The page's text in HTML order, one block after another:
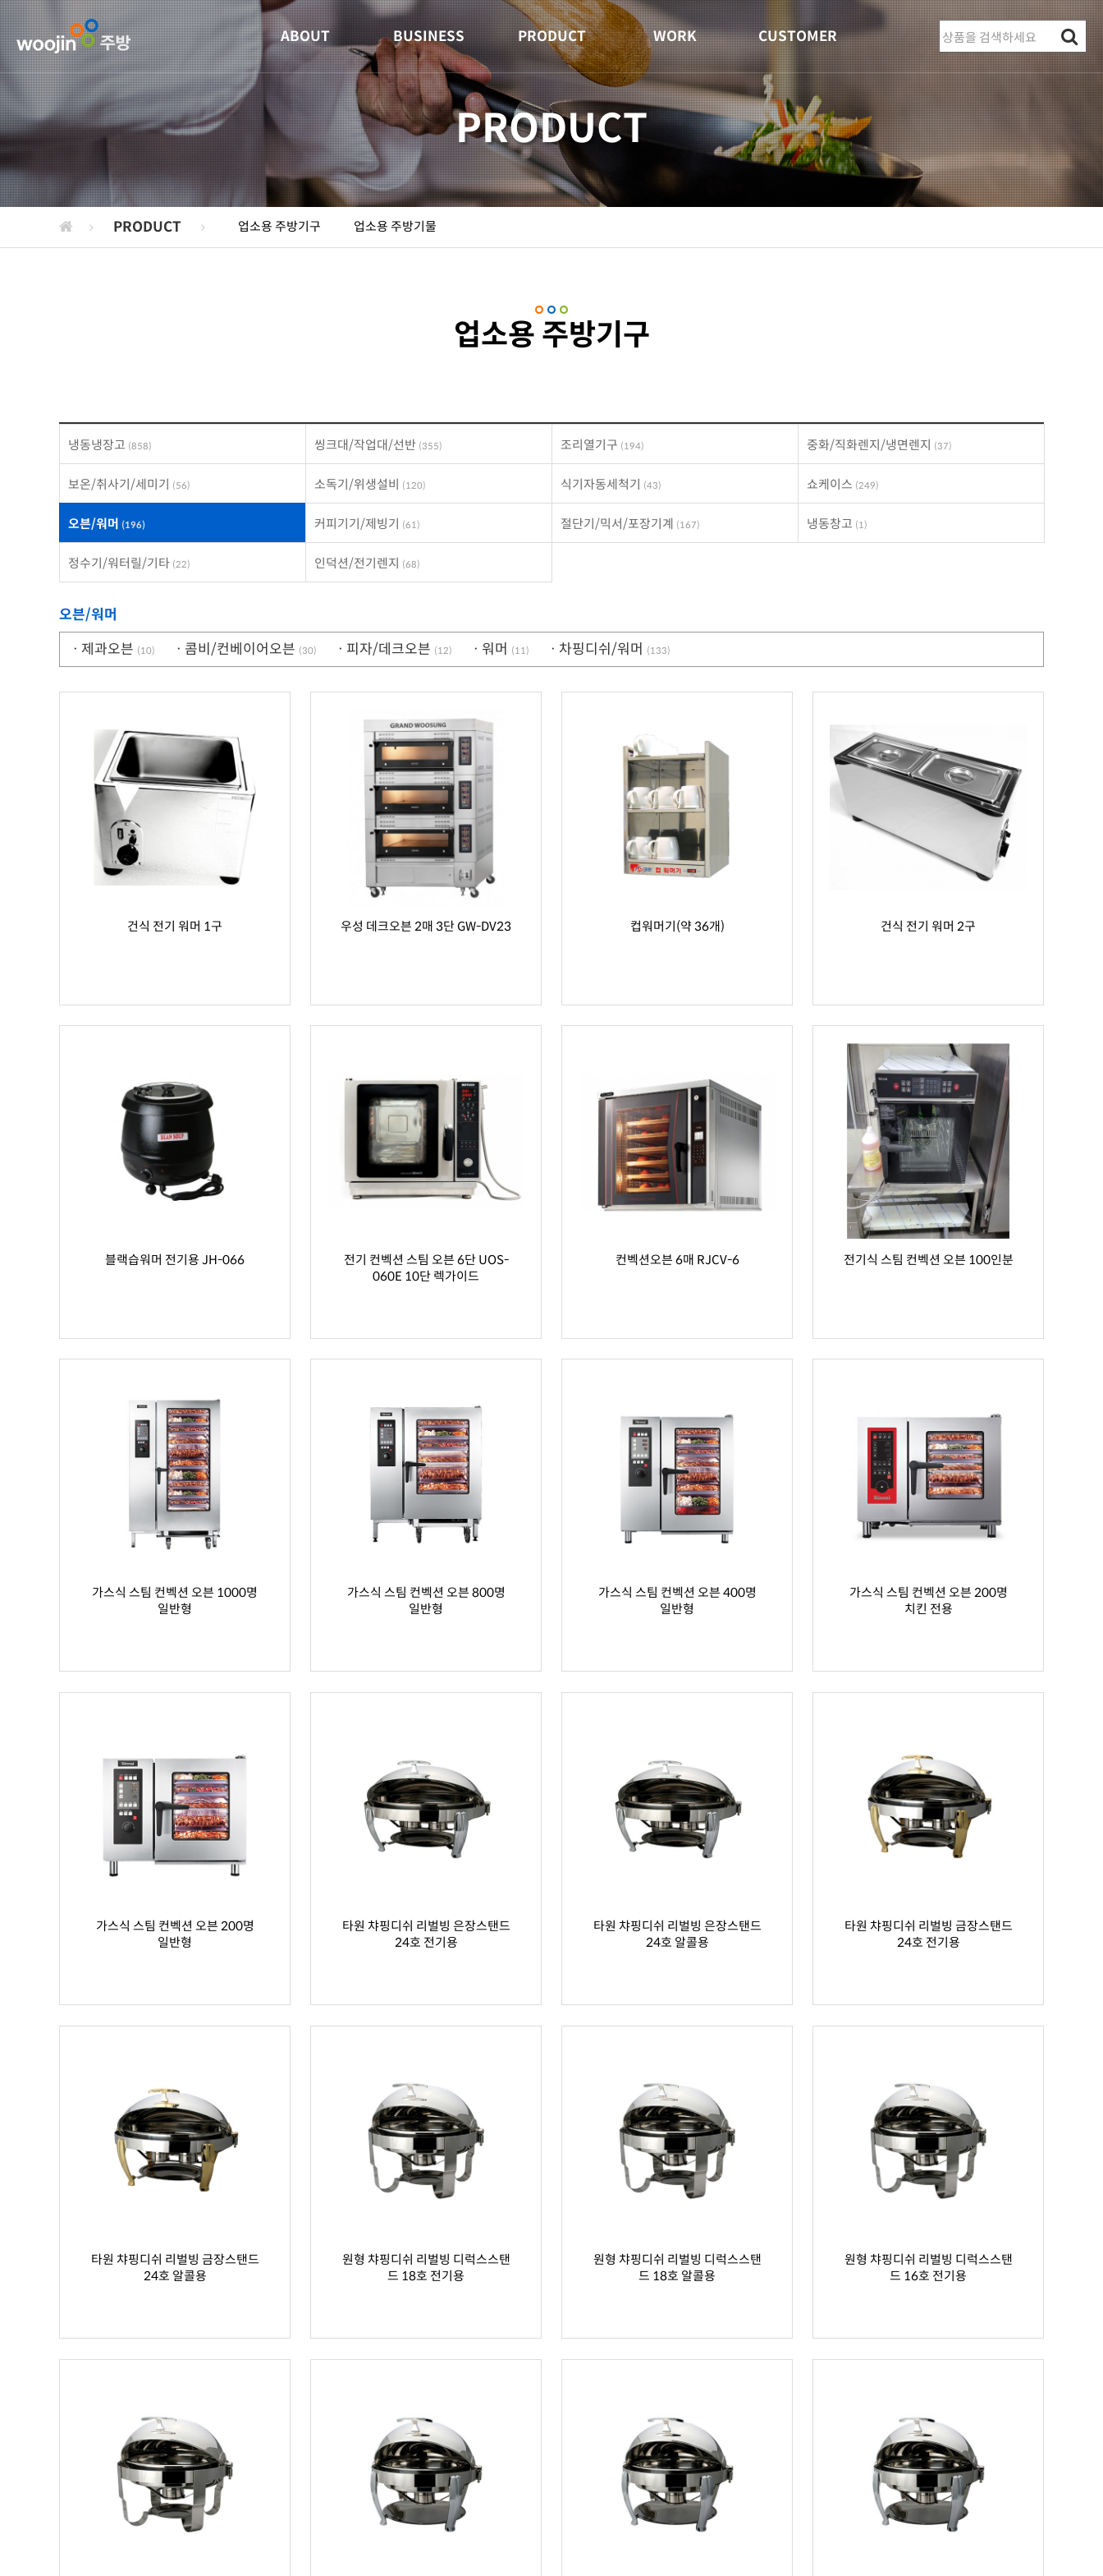
ABOUT BUSINESS PRODUCT WORK CUSTOMER
PRODUCT
PRODUCT 업소용 주방기구 업소용 주방기물
업소용 주방기구
냉동냉장고 (858) 씽크대/작업대/선반 (355) 조리열기구 (194) 중화/직화렌지/냉면렌지 (37)
보온/취사기/세미기 (56) 소독기/위생설비 (120) 식기자동세척기 (43) 쇼케이스 (249)
오븐/워머 (196) 커피기기/제빙기 (61) 절단기/믹서/포장기계 (167) 냉동창고 (1)
정수기/워터릴/기타 (22) 인덕션/전기렌지 (68)
오븐/워머
ㆍ제과오븐 (10) ㆍ콤비/컨베이어오븐 (30) ㆍ피자/데크오븐 (12) ㆍ워머 (11) ㆍ차핑디쉬/워머 (133)
건식 전기 워머 1구 우성 데크오븐 2매 3단 GW-DV23 컵워머기(약 36개) 건식 전기 워머 2구
블랙습워머 전기용 JH-066
전기 컨벡션 스팀 오븐 6단 UOS-
060E 10단 렉가이드
컨벡션오븐 6매 RJCV-6 전기식 스팀 컨벡션 오븐 100인분
가스식 스팀 컨벡션 오븐 1000명
일반형
가스식 스팀 컨벡션 오븐 800명
일반형
가스식 스팀 컨벡션 오븐 400명
일반형
가스식 스팀 컨벡션 오븐 200명
치킨 전용
가스식 스팀 컨벡션 오븐 200명
일반형
타원 챠핑디쉬 리벌빙 은장스탠드
24호 전기용
타원 챠핑디쉬 리벌빙 은장스탠드
24호 알콜용
타원 챠핑디쉬 리벌빙 금장스탠드
24호 전기용
타원 챠핑디쉬 리벌빙 금장스탠드
24호 알콜용
원형 챠핑디쉬 리벌빙 디럭스스탠
드 18호 전기용
원형 챠핑디쉬 리벌빙 디럭스스탠
드 18호 알콜용
원형 챠핑디쉬 리벌빙 디럭스스탠
드 16호 전기용